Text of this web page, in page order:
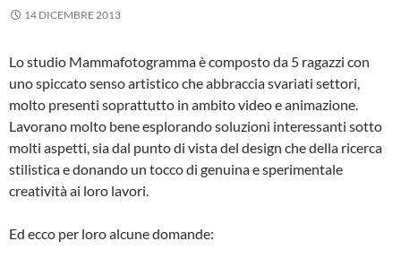
14 DICEMBRE 2013
Lo studio Mammafotogramma è composto da 5 ragazzi con
uno spiccato senso artistico che abbraccia svariati settori,
molto presenti soprattutto in ambito video e animazione.
Lavorano molto bene esplorando soluzioni interessanti sotto
molti aspetti, sia dal punto di vista del design che della ricerca
stilistica e donando un tocco di genuina e sperimentale
creatività ai loro lavori.
Ed ecco per loro alcune domande: